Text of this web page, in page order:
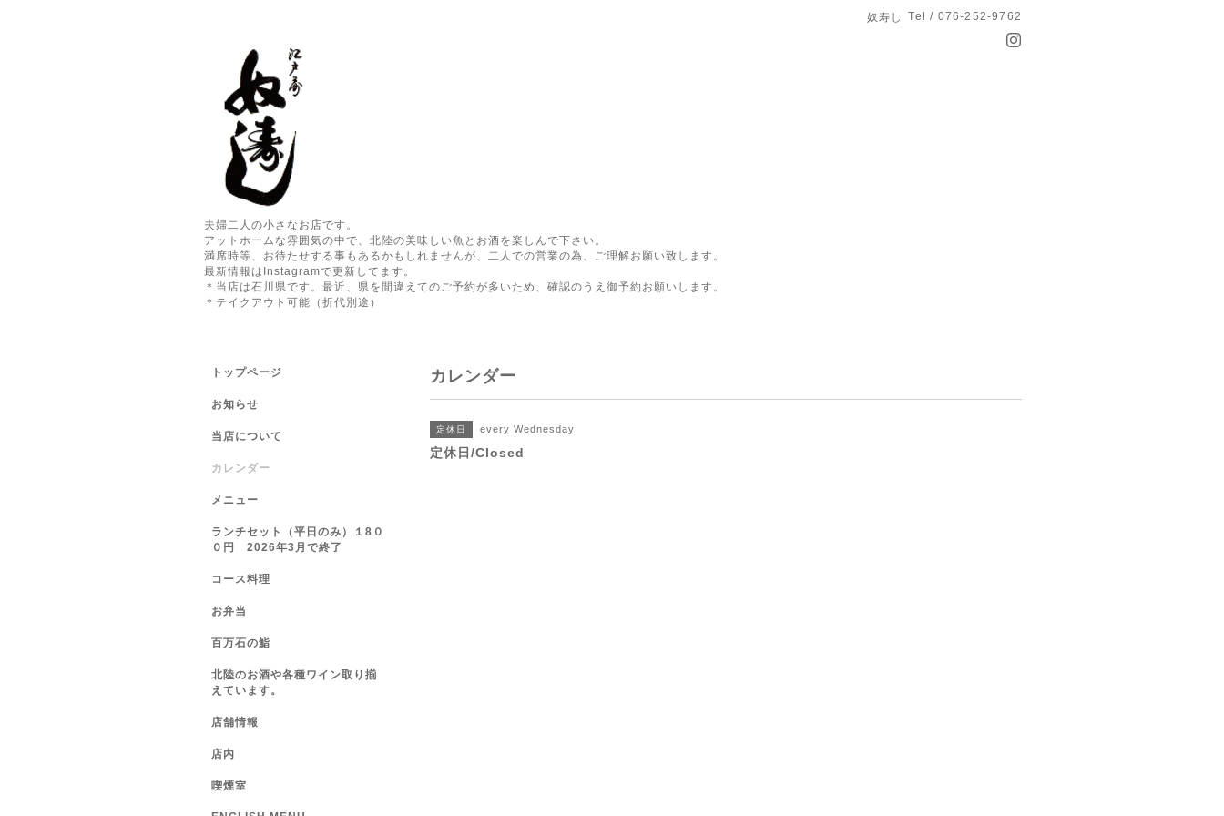
奴寿し Tel / 076-252-9762
夫婦二人の小さなお店です。
アットホームな雰囲気の中で、北陸の美味しい魚とお酒を楽しんで下さい。
満席時等、お待たせする事もあるかもしれませんが、二人での営業の為、ご理解お願い致します。
最新情報はInstagramで更新してます。
＊当店は石川県です。最近、県を間違えてのご予約が多いため、確認のうえ御予約お願いします。
＊テイクアウト可能（折代別途）
カレンダー
定休日 every Wednesday
定休日/Closed
トップページ
お知らせ
当店について
カレンダー
メニュー
ランチセット（平日のみ）１8０
０円 2026年3月で終了
コース料理
お弁当
百万石の鮨
北陸のお酒や各種ワイン取り揃
えています。
店舗情報
店内
喫煙室